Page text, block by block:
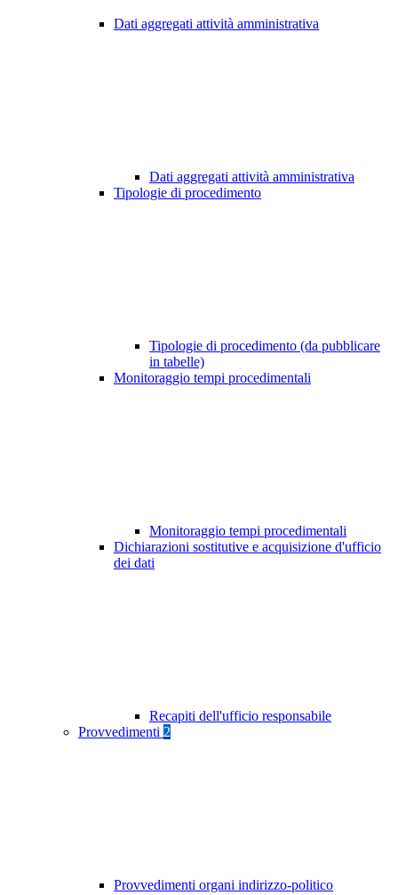
Dati aggregati attività amministrativa
Dati aggregati attività amministrativa
Tipologie di procedimento
Tipologie di procedimento (da pubblicare
in tabelle)
Monitoraggio tempi procedimentali
Monitoraggio tempi procedimentali
Dichiarazioni sostitutive e acquisizione d'ufficio
dei dati
Recapiti dell'ufficio responsabile
Provvedimenti 2
Provvedimenti organi indirizzo-politico